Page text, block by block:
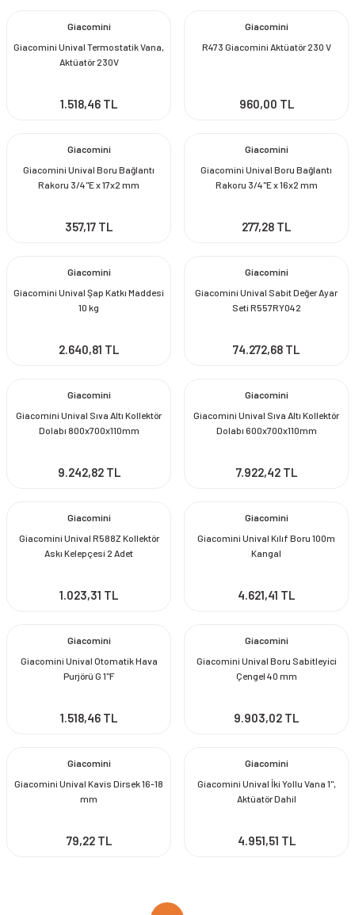
Giacomini
Giacomini Unival Termostatik Vana,
Aktüatör 230V
1.518,46 TL
Giacomini
R473 Giacomini Aktüatör 230 V
960,00 TL
Giacomini
Giacomini Unival Boru Bağlantı
Rakoru 3/4''E x 17x2 mm
357,17 TL
Giacomini
Giacomini Unival Boru Bağlantı
Rakoru 3/4''E x 16x2 mm
277,28 TL
Giacomini
Giacomini Unival Şap Katkı Maddesi
10 kg
2.640,81 TL
Giacomini
Giacomini Unival Sabit Değer Ayar
Seti R557RY042
74.272,68 TL
Giacomini
Giacomini Unival Sıva Altı Kollektör
Dolabı 800x700x110mm
9.242,82 TL
Giacomini
Giacomini Unival Sıva Altı Kollektör
Dolabı 600x700x110mm
7.922,42 TL
Giacomini
Giacomini Unival R588Z Kollektör
Askı Kelepçesi 2 Adet
1.023,31 TL
Giacomini
Giacomini Unival Kılıf Boru 100m
Kangal
4.621,41 TL
Giacomini
Giacomini Unival Otomatik Hava
Purjörü G 1''F
1.518,46 TL
Giacomini
Giacomini Unival Boru Sabitleyici
Çengel 40 mm
9.903,02 TL
Giacomini
Giacomini Unival Kavis Dirsek 16-18
mm
79,22 TL
Giacomini
Giacomini Unival İki Yollu Vana 1'',
Aktüatör Dahil
4.951,51 TL